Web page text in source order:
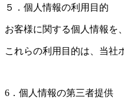
５．個人情報の利用目的
お客様に関する個人情報を
これらの利用目的は、当社
6．個人情報の第三者提供